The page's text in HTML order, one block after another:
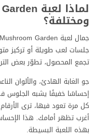
ومختلفة؟
جلسات لعب طويلة أو تركيز
تجمع المحصول، تطوّر بعض
جو الغابة الهادئ، والألوان
إحساسًا خفيفًا يشبه
كل مرة تعود فيها، ترى
أغرب تظهر أمامك. هذا
بهذه اللعبة البسيطة.